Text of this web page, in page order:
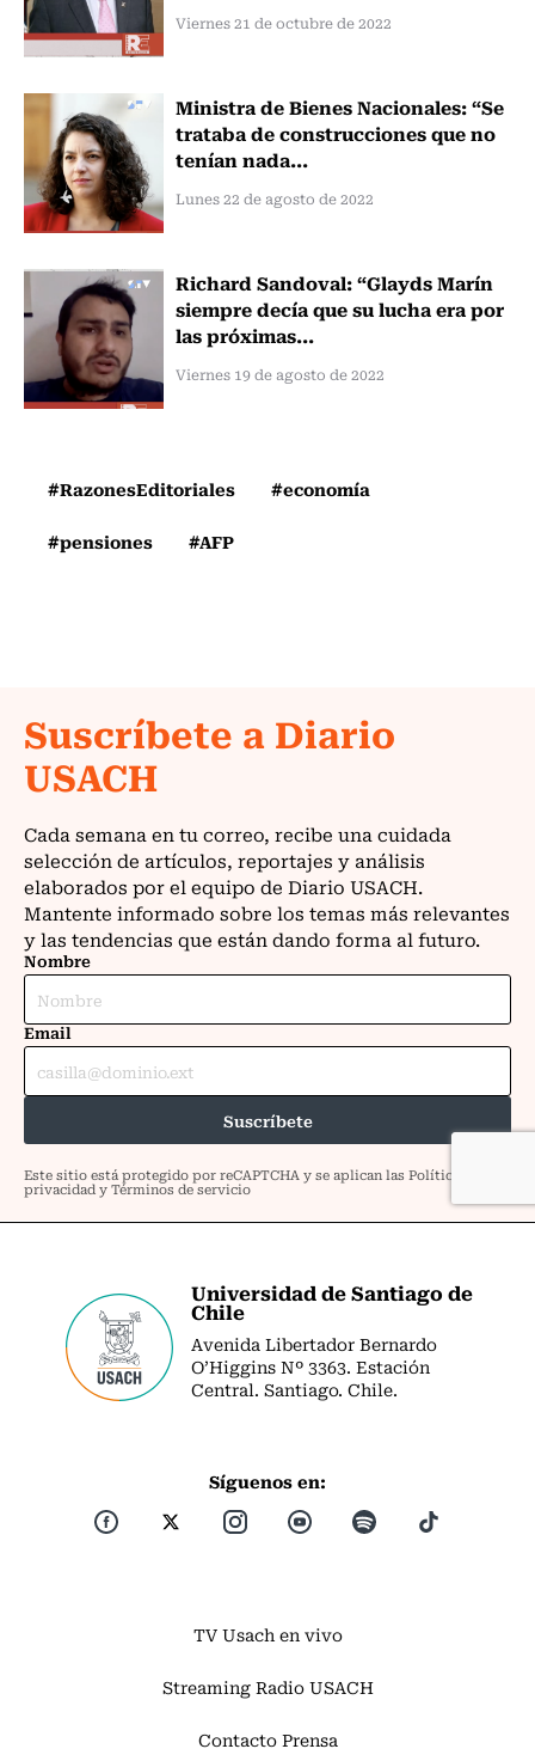
Viernes 21 de octubre de 2022
Ministra de Bienes Nacionales: “Se
trataba de construcciones que no
tenían nada...
Lunes 22 de agosto de 2022
Richard Sandoval: “Glayds Marín
siempre decía que su lucha era por
las próximas...
Viernes 19 de agosto de 2022
#RazonesEditoriales
#economía
#pensiones
#AFP
Universidad de Santiago de
Chile
Avenida Libertador Bernardo
O’Higgins Nº 3363. Estación
Central. Santiago. Chile.
Síguenos en:
TV Usach en vivo
Streaming Radio USACH
Contacto Prensa